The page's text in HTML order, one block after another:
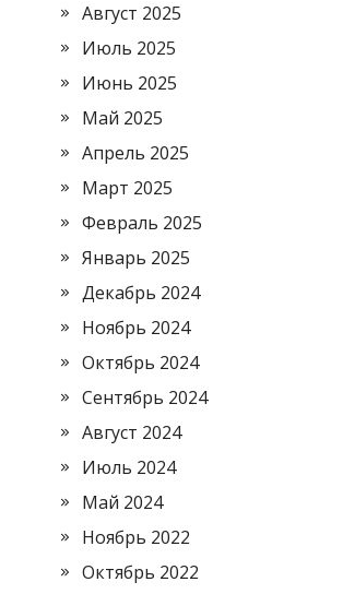
Август 2025
Июль 2025
Июнь 2025
Май 2025
Апрель 2025
Март 2025
Февраль 2025
Январь 2025
Декабрь 2024
Ноябрь 2024
Октябрь 2024
Сентябрь 2024
Август 2024
Июль 2024
Май 2024
Ноябрь 2022
Октябрь 2022